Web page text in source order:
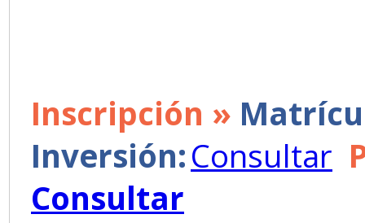
Inscripción »
Inversión:Consultar
Consultar